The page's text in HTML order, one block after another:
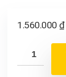
1.560.000 ₫